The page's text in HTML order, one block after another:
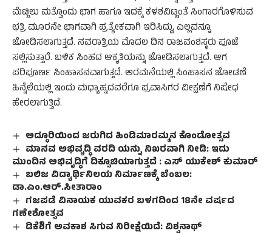
ಮೆಟ್ಟಿಲು ಮತ್ತೊಂದು ಭಾಗ ಹಾಗೂ ಇದಕ್ಕೆ ಕಳಶವಿಟ್ಟಂತೆ ಸಿಂಗಾರಗೊಳಿಸುವ
ಛತ್ರಿ ಮೂರನೇ ಭಾಗವಾಗಿ ಪ್ರತ್ಯೇಕವಾಗಿ ಇರಿಸಿದ್ದು, ಎಲ್ಲವನ್ನೂ
ಜೋಡಿಸಲಾಗುತ್ತದೆ. ನವರಾತ್ರಿಯ ಮೊದಲ ದಿನ ರಾಜವಂಶಸ್ಥರು ಪೂಜೆ
ಸಲ್ಲಿಸುತ್ತಾರೆ. ಬಳಿಕ ಸಿಂಹದ ಆಕೃತಿಯನ್ನು ಜೋಡಿಸಲಾಗುತ್ತದೆ. ಆಗ
ಪರಿಪೂರ್ಣ ಸಿಂಹಾಸನವಾಗುತ್ತದೆ. ಅರಮನೆಯಲ್ಲಿ ಸಿಂಹಾಸನ ಜೋಡಣೆ
ಹಿನ್ನೆಲೆಯಲ್ಲಿ ಇಂದು ಮಧ್ಯಾಹ್ನದವರೆಗೂ ಪ್ರವಾಸಿಗರ ವೀಕ್ಷಣೆಗೆ ನಿಷೇಧ
ಹೇರಲಾಗುತ್ತಿದೆ.
ಅದ್ಧೂರಿಯಿಂದ ಜರುಗಿದ ಹಿಂಡಿಮಾರಮ್ಮನ ಕೊಂಡೋತ್ಸವ
ಮಾನವ ಅಭಿವೃದ್ಧಿ ವರದಿ ಯನ್ನು ನಿಖರವಾಗಿ ನೀಡಿ: ಇದು
ಮುಂದಿನ ಅಭಿವೃದ್ಧಿಗೆ ದಿಕ್ಸೂಚಿಯಾಗುತ್ತದೆ : ಎಸ್ ಯುಕೇಶ್ ಕುಮಾರ್
ಬಲಿಜ ವಿದ್ಯಾರ್ಥಿನಿಲಯ ನಿರ್ಮಾಣಕ್ಕೆ ಬೆಂಬಲ:
ಡಾ.ಎಂ.ಆರ್‌.ಸೀತಾರಾಂ
ಗಜಪಡೆ ವಿನಾಯಕ ಯುವಕರ ಬಳಗದಿಂದ 18ನೇ ವರ್ಷದ
ಗಣೇಶೋತ್ಸವ
ಡಿಕೆಶಿಗೆ ಅವಕಾಶ ಸಿಗುವ ನಿರೀಕ್ಷೆಯಿದೆ: ವಿಶ್ವನಾಥ್‌